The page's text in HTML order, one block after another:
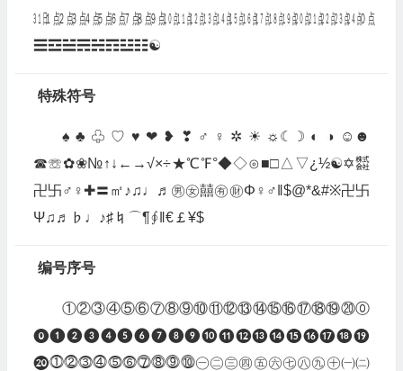
㏾㍙㍚㍛㍜㍝㍞㍟㍠㍡㍢㍣㍤㍥㍦㍧㍨㍩㍪㍫㍬㍭㍮㍯㍰㍘
☰☲☱☴☵☶☳☷☯
特殊符号
♠♣♧♡♥❤❥❣♂♀✲☀☼☾☽◐◑☺☻
☎☏✿❀№↑↓←→√×÷★℃℉°◆◇⊙■□△▽¿½☯✡㍿
卍卐♂♀✚〓㎡♪♫♩♬㊚㊛囍㊒㊖Φ♀♂‖$@*&#※卍卐
Ψ♫♬♭♩♪♯♮⌒¶∮‖€￡¥$
编号序号
①②③④⑤⑥⑦⑧⑨⑩⑪⑫⑬⑭⑮⑯⑰⑱⑲⑳⓪
⓿❶❷❸❹❺❻❼❽❾❿⓫⓬⓭⓮⓯⓰⓱⓲⓳
⓴⓵⓶⓷⓸⓹⓺⓻⓼⓽⓾㊀㊁㊂㊃㊄㊅㊆㊇㊈㊉㈠㈡